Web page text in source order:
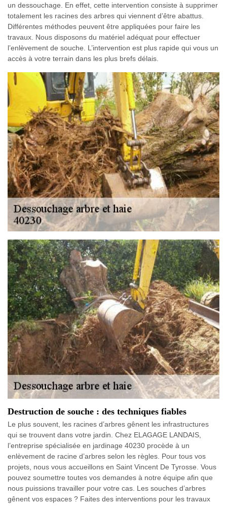
un dessouchage. En effet, cette intervention consiste à supprimer
totalement les racines des arbres qui viennent d’être abattus.
Différentes méthodes peuvent être appliquées pour faire les
travaux. Nous disposons du matériel adéquat pour effectuer
l’enlèvement de souche. L’intervention est plus rapide qui vous un
accès à votre terrain dans les plus brefs délais.
Destruction de souche : des techniques fiables
Le plus souvent, les racines d’arbres gênent les infrastructures
qui se trouvent dans votre jardin. Chez ELAGAGE LANDAIS,
l’entreprise spécialisée en jardinage 40230 procède à un
enlèvement de racine d’arbres selon les règles. Pour tous vos
projets, nous vous accueillons en Saint Vincent De Tyrosse. Vous
pouvez soumettre toutes vos demandes à notre équipe afin que
nous puissions travailler pour votre cas. Les souches d’arbres
gênent vos espaces ? Faites des interventions pour les travaux